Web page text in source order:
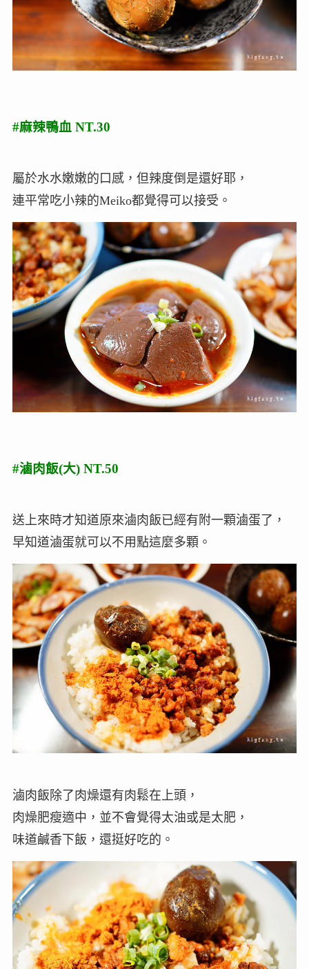
#麻辣鴨血 NT.30
屬於水水嫩嫩的口感，但辣度倒是還好耶，
連平常吃小辣的Meiko都覺得可以接受。
#滷肉飯(大) NT.50
送上來時才知道原來滷肉飯已經有附一顆滷蛋了，
早知道滷蛋就可以不用點這麼多顆。
滷肉飯除了肉燥還有肉鬆在上頭，
肉燥肥瘦適中，並不會覺得太油或是太肥，
味道鹹香下飯，還挺好吃的。